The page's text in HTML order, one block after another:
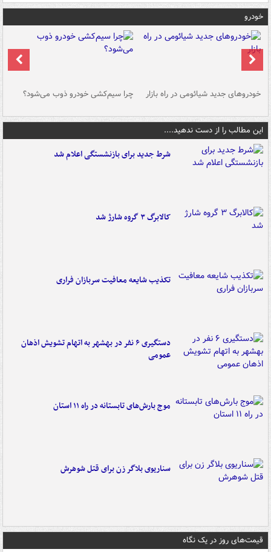
خودرو
خودروهای جدید شیائومی در راه بازار چرا سیم‌کشی خودرو ذوب می‌شود؟
این مطالب را از دست ندهید....
شرط جدید برای بازنشستگی اعلام شد
کالابرگ ۳ گروه شارژ شد
تکذیب شایعه معافیت سربازان فراری
دستگیری ۶ نفر در بهشهر به اتهام تشویش اذهان
عمومی
موج بارش‌های تابستانه در راه ۱۱ استان
سناریوی بلاگر زن برای قتل شوهرش
قیمت‌های روز در یک نگاه